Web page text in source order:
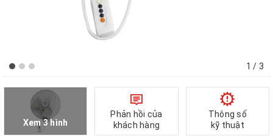
1 / 3
Xem 3 hình
Phản hồi của
khách hàng
Thông số
kỹ thuật